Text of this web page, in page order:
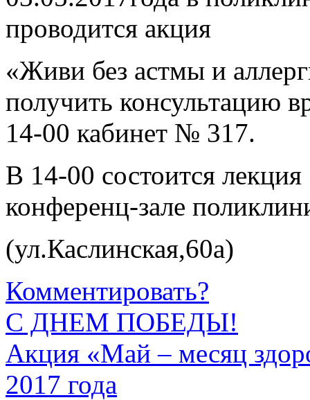
проводится акция
«Живи без астмы и
получить консультацию
14-00 кабинет № 317.
В 14-00 состоится
конференц-зале
(ул.Каслинская,60а)
Комментировать?
С ДНЕМ ПОБЕДЫ!
Акция «Май – месяц
2017 года